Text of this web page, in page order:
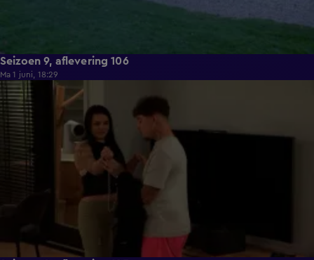
Seizoen 9, aflevering 106
Ma 1 juni, 18:29
22:23